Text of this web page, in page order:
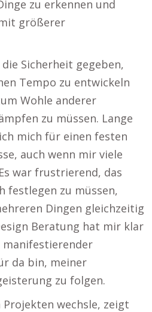
zu erkennen und
größerer
Sicherheit gegeben,
Tempo zu entwickeln
Wohle anderer
zu müssen. Lange
mich für einen festen
auch wenn mir viele
war frustrierend, das
festlegen zu müssen,
Dingen gleichzeitig
Beratung hat mir klar
manifestierender
da bin, meiner
zu folgen.
wechsle, zeigt